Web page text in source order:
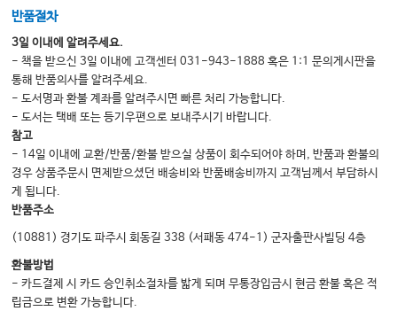
반품절차
3일 이내에 알려주세요.
- 책을 받으신 3일 이내에 고객센터 031-943-1888 혹은 1:1 문의게시판을
통해 반품의사를 알려주세요.
- 도서명과 환불 계좌를 알려주시면 빠른 처리 가능합니다.
- 도서는 택배 또는 등기우편으로 보내주시기 바랍니다.
참고
- 14일 이내에 교환/반품/환불 받으실 상품이 회수되어야 하며, 반품과 환불의
경우 상품주문시 면제받으셨던 배송비와 반품배송비까지 고객님께서 부담하시
게 됩니다.
반품주소
(10881) 경기도 파주시 회동길 338 (서패동 474-1) 군자출판사빌딩 4층
환불방법
- 카드결제 시 카드 승인취소절차를 밟게 되며 무통장입금시 현금 환불 혹은 적
립금으로 변환 가능합니다.